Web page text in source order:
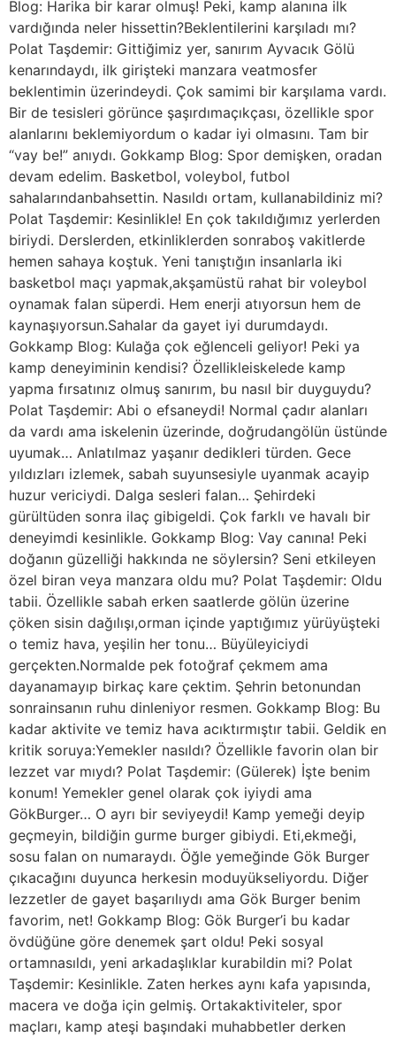
Blog: Harika bir karar olmuş! Peki, kamp alanına ilk
vardığında neler hissettin?Beklentilerini karşıladı mı?
Polat Taşdemir: Gittiğimiz yer, sanırım Ayvacık Gölü
kenarındaydı, ilk girişteki manzara veatmosfer
beklentimin üzerindeydi. Çok samimi bir karşılama vardı.
Bir de tesisleri görünce şaşırdımaçıkçası, özellikle spor
alanlarını beklemiyordum o kadar iyi olmasını. Tam bir
“vay be!” anıydı. Gokkamp Blog: Spor demişken, oradan
devam edelim. Basketbol, voleybol, futbol
sahalarındanbahsettin. Nasıldı ortam, kullanabildiniz mi?
Polat Taşdemir: Kesinlikle! En çok takıldığımız yerlerden
biriydi. Derslerden, etkinliklerden sonraboş vakitlerde
hemen sahaya koştuk. Yeni tanıştığın insanlarla iki
basketbol maçı yapmak,akşamüstü rahat bir voleybol
oynamak falan süperdi. Hem enerji atıyorsun hem de
kaynaşıyorsun.Sahalar da gayet iyi durumdaydı.
Gokkamp Blog: Kulağa çok eğlenceli geliyor! Peki ya
kamp deneyiminin kendisi? Özellikleiskelede kamp
yapma fırsatınız olmuş sanırım, bu nasıl bir duyguydu?
Polat Taşdemir: Abi o efsaneydi! Normal çadır alanları
da vardı ama iskelenin üzerinde, doğrudangölün üstünde
uyumak… Anlatılmaz yaşanır dedikleri türden. Gece
yıldızları izlemek, sabah suyunsesiyle uyanmak acayip
huzur vericiydi. Dalga sesleri falan… Şehirdeki
gürültüden sonra ilaç gibigeldi. Çok farklı ve havalı bir
deneyimdi kesinlikle. Gokkamp Blog: Vay canına! Peki
doğanın güzelliği hakkında ne söylersin? Seni etkileyen
özel biran veya manzara oldu mu? Polat Taşdemir: Oldu
tabii. Özellikle sabah erken saatlerde gölün üzerine
çöken sisin dağılışı,orman içinde yaptığımız yürüyüşteki
o temiz hava, yeşilin her tonu… Büyüleyiciydi
gerçekten.Normalde pek fotoğraf çekmem ama
dayanamayıp birkaç kare çektim. Şehrin betonundan
sonrainsanın ruhu dinleniyor resmen. Gokkamp Blog: Bu
kadar aktivite ve temiz hava acıktırmıştır tabii. Geldik en
kritik soruya:Yemekler nasıldı? Özellikle favorin olan bir
lezzet var mıydı? Polat Taşdemir: (Gülerek) İşte benim
konum! Yemekler genel olarak çok iyiydi ama
GökBurger… O ayrı bir seviyeydi! Kamp yemeği deyip
geçmeyin, bildiğin gurme burger gibiydi. Eti,ekmeği,
sosu falan on numaraydı. Öğle yemeğinde Gök Burger
çıkacağını duyunca herkesin moduyükseliyordu. Diğer
lezzetler de gayet başarılıydı ama Gök Burger benim
favorim, net! Gokkamp Blog: Gök Burger’i bu kadar
övdüğüne göre denemek şart oldu! Peki sosyal
ortamnasıldı, yeni arkadaşlıklar kurabildin mi? Polat
Taşdemir: Kesinlikle. Zaten herkes aynı kafa yapısında,
macera ve doğa için gelmiş. Ortakaktiviteler, spor
maçları, kamp ateşi başındaki muhabbetler derken